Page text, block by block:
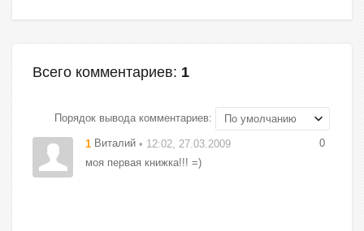
Всего комментариев: 1
Порядок вывода комментариев:
0
1 Виталий • 12:02, 27.03.2009
моя первая книжка!!! =)